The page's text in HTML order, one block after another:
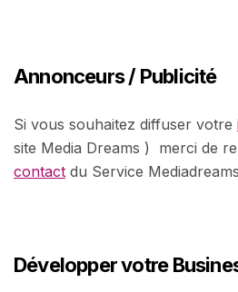
Annonceurs / Publicité
Si vous souhaitez diffuser votre
site Media Dreams ) merci de
contact du Service Mediadreams
Développer votre